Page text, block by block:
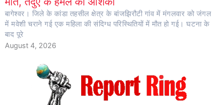
बागेश्वर। जिले के कांडा तहसील क्षेत्र के बांजझिरौटी गांव में मंगलवार को जंगल
में मवेशी चराने गई एक महिला की संदिग्ध परिस्थितियों में मौत हो गई। घटना के
बाद पूरे
August 4, 2026